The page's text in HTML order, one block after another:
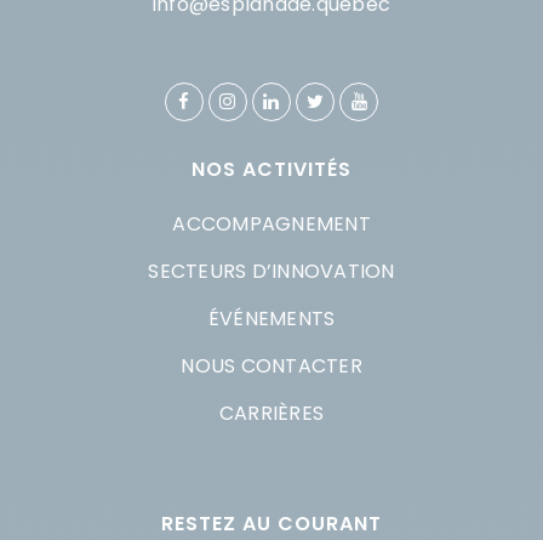
NOS ACTIVITÉS
ACCOMPAGNEMENT
SECTEURS D’INNOVATION
ÉVÉNEMENTS
NOUS CONTACTER
CARRIÈRES
RESTEZ AU COURANT